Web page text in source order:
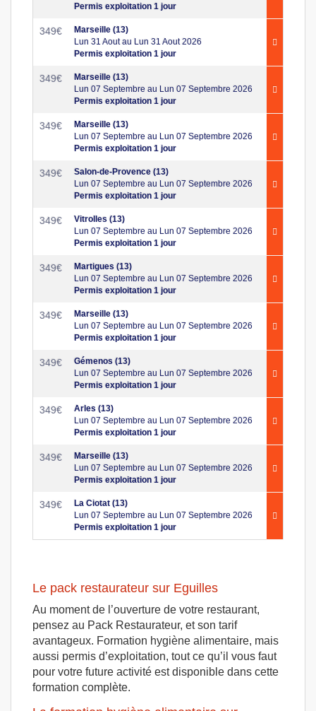
Permis exploitation 1 jour
349€
Marseille (13)
Lun 31 Aout au Lun 31 Aout 2026
Permis exploitation 1 jour
349€
Marseille (13)
Lun 07 Septembre au Lun 07 Septembre 2026
Permis exploitation 1 jour
349€
Marseille (13)
Lun 07 Septembre au Lun 07 Septembre 2026
Permis exploitation 1 jour
349€
Salon-de-Provence (13)
Lun 07 Septembre au Lun 07 Septembre 2026
Permis exploitation 1 jour
349€
Vitrolles (13)
Lun 07 Septembre au Lun 07 Septembre 2026
Permis exploitation 1 jour
349€
Martigues (13)
Lun 07 Septembre au Lun 07 Septembre 2026
Permis exploitation 1 jour
349€
Marseille (13)
Lun 07 Septembre au Lun 07 Septembre 2026
Permis exploitation 1 jour
349€
Gémenos (13)
Lun 07 Septembre au Lun 07 Septembre 2026
Permis exploitation 1 jour
349€
Arles (13)
Lun 07 Septembre au Lun 07 Septembre 2026
Permis exploitation 1 jour
349€
Marseille (13)
Lun 07 Septembre au Lun 07 Septembre 2026
Permis exploitation 1 jour
349€
La Ciotat (13)
Lun 07 Septembre au Lun 07 Septembre 2026
Permis exploitation 1 jour
Le pack restaurateur sur Eguilles
Au moment de l’ouverture de votre restaurant,
pensez au Pack Restaurateur, et son tarif
avantageux. Formation hygiène alimentaire, mais
aussi permis d’exploitation, tout ce qu’il vous faut
pour votre future activité est disponible dans cette
formation complète.